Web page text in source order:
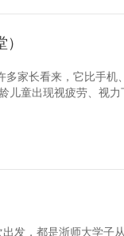
多家长看来，它比手
童出现视疲劳、视力
发，都是浙师大学子